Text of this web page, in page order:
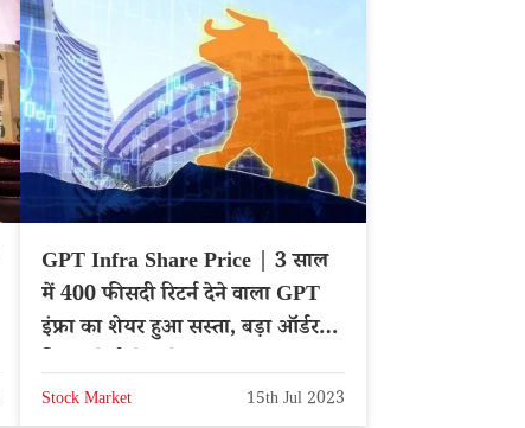
GPT Infra Share Price | 3 साल
में 400 फीसदी रिटर्न देने वाला GPT
इंफ्रा का शेयर हुआ सस्ता, बड़ा ऑर्डर
Stock Market 15th Jul 2023